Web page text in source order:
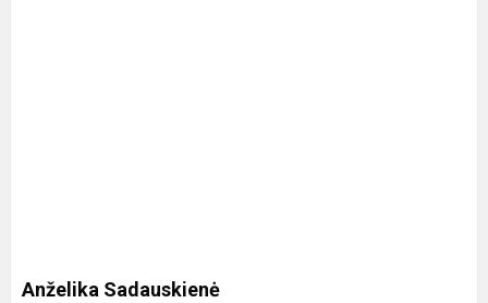
Anželika Sadauskienė